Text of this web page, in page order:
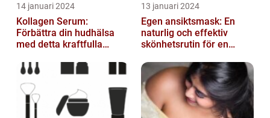
14 januari 2024
Kollagen Serum:
Förbättra din hudhälsa
med detta kraftfulla
13 januari 2024
Egen ansiktsmask: En
naturlig och effektiv
skönhetsrutin för en